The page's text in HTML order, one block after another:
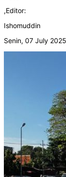
,Editor:
Ishomuddin
Senin, 07 July